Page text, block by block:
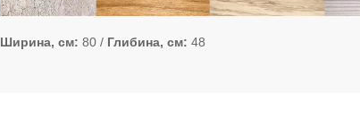
Ширина, см 80 Глибина, см 48